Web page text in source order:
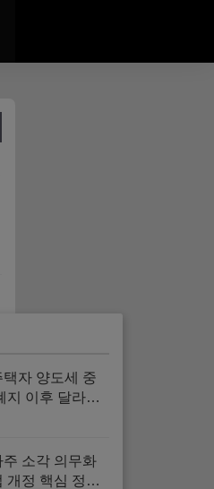
택자 양도세 중
지 이후 달라지
매도 타이밍, 세
산
주 소각 의무화
개정 핵심 정리 |